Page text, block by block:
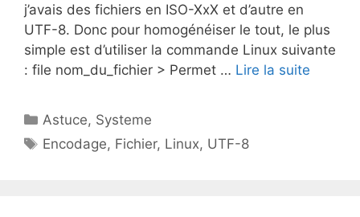
j’avais des fichiers en ISO-XxX et d’autre en
UTF-8. Donc pour homogénéiser le tout, le plus
simple est d’utiliser la commande Linux suivante
: file nom_du_fichier > Permet … Lire la suite
Catégories
Astuce, Systeme
Étiquettes
Encodage, Fichier, Linux, UTF-8